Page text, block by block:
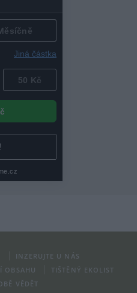
INZERUJTE U NÁS
OBSAHU
TIŠTĚNÝ EKOLIST
VĚDĚT